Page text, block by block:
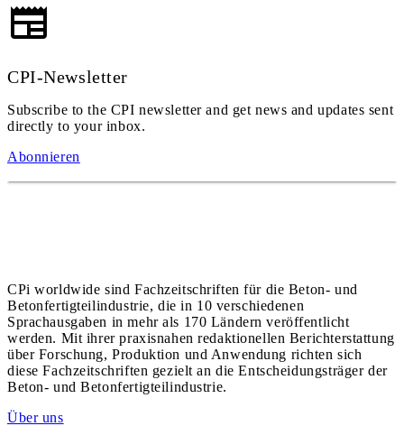
CPI-Newsletter
Subscribe to the CPI newsletter and get news and updates sent
directly to your inbox.
Abonnieren
CPi worldwide sind Fachzeitschriften für die Beton- und
Betonfertigteilindustrie, die in 10 verschiedenen
Sprachausgaben in mehr als 170 Ländern veröffentlicht
werden. Mit ihrer praxisnahen redaktionellen Berichterstattung
über Forschung, Produktion und Anwendung richten sich
diese Fachzeitschriften gezielt an die Entscheidungsträger der
Beton- und Betonfertigteilindustrie.
Über uns